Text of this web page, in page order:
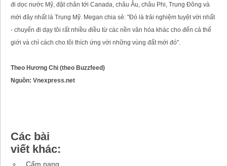
đi dọc nước Mỹ, đặt chân tới Canada, châu Âu, châu Phi, Trung Đông và
mới đây nhất là Trung Mỹ. Megan chia sẻ: "Đó là trải nghiệm tuyệt vời nhất
- chuyến đi dạy tôi rất nhiều điều từ các nền văn hóa khác cho đến cả thế
giới và chỉ cách cho tôi thích ứng với những vùng đất mới đó".
Theo Hương Chi (theo Buzzfeed)
Nguồn: Vnexpress.net
Các bài
viết khác:
Cẩm nang